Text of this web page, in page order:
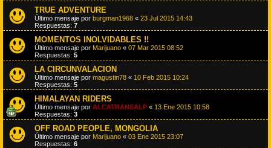
TRUE ADVENTURE
Último mensaje por burgman1968 « 23 Jul 2015 14:43
Respuestas: 7
MOMENTOS INOLVIDABLES !!
Último mensaje por Marijuano « 07 Mar 2015 08:52
Respuestas: 5
LA CIRCUNVALACION
Último mensaje por magustin78 « 10 Feb 2015 10:24
Respuestas: 5
HIMALAYAN RIDERS
Último mensaje por ALCATRANSALP « 13 Ene 2015 10:58
Respuestas: 3
OFF ROAD PEOPLE, MONGOLIA
Último mensaje por Marijuano « 03 Ene 2015 23:07
Respuestas: 6